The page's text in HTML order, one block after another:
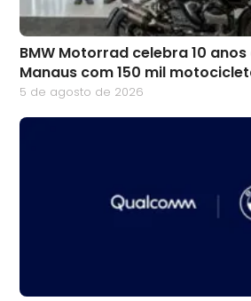
BMW Motorrad celebra 10
Manaus com 150 mil
5 de agosto de 2026